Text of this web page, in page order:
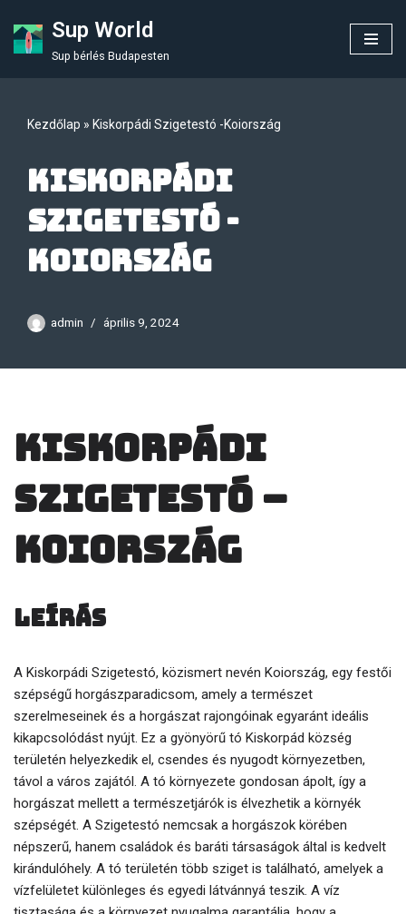
Skip
Sup World
Sup bérlés Budapesten
Kezdőlap » Kiskorpádi Szigetestó -Koiország
Kiskorpádi
Szigetestó -
Koiország
admin április 9, 2024
Kiskorpádi
Szigetestó –
Koiország
Leírás
A Kiskorpádi Szigetestó, közismert nevén Koiország, egy festői
szépségű horgászparadicsom, amely a természet
szerelmeseinek és a horgászat rajongóinak egyaránt ideális
kikapcsolódást nyújt. Ez a gyönyörű tó Kiskorpád község
területén helyezkedik el, csendes és nyugodt környezetben,
távol a város zajától. A tó környezete gondosan ápolt, így a
horgászat mellett a természetjárók is élvezhetik a környék
szépségét. A Szigetestó nemcsak a horgászok körében
népszerű, hanem családok és baráti társaságok által is kedvelt
kirándulóhely. A tó területén több sziget is található, amelyek a
vízfelületet különleges és egyedi látvánnyá teszik. A víz